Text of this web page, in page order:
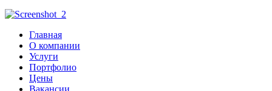
Главная
О компании
Услуги
Портфолио
Цены